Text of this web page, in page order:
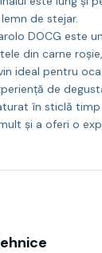
de stejar.
DOCG este
din carne
ideal pentru
de
în sticlă timp
și a oferi o